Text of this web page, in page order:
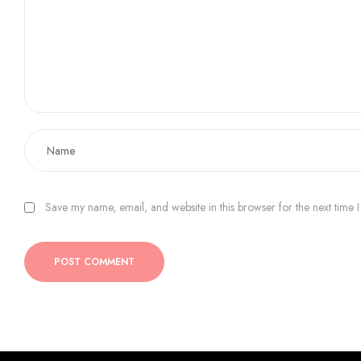
Save my name, email, and website in this browser for the next time
POST COMMENT